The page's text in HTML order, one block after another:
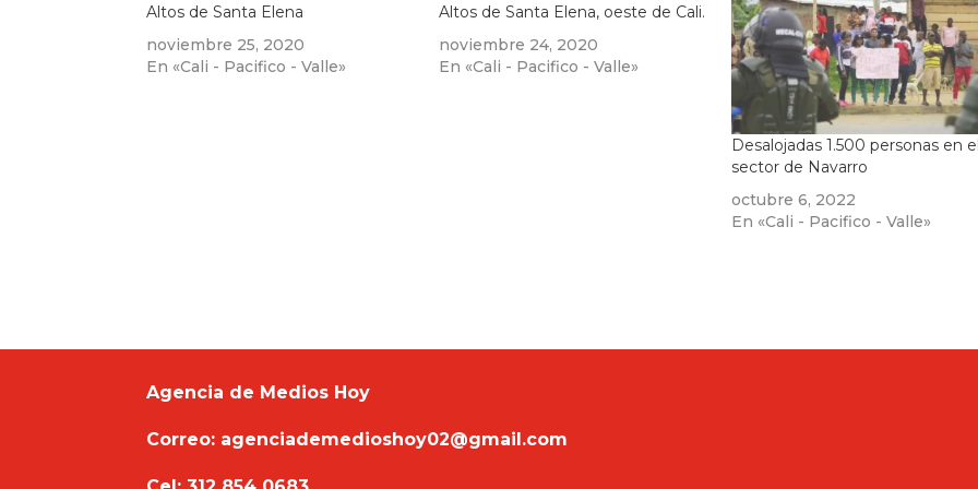
Altos de Santa Elena
noviembre 25, 2020
En «Cali - Pacifico - Valle»
Altos de Santa Elena, oeste de Cali.
noviembre 24, 2020
En «Cali - Pacifico - Valle»
Desalojadas 1.500 personas en
sector de Navarro
octubre 6, 2022
En «Cali - Pacifico - Valle»
Agencia de Medios Hoy
Correo: agenciademedioshoy02@gmail.com